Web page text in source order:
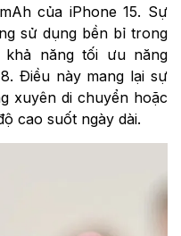
của iPhone 15. Sự
sử dụng bền bỉ trong
năng tối ưu năng
Điều này mang lại sự
xuyên di chuyển hoặc
cao suốt ngày dài.